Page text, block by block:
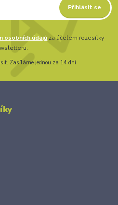
Přihlásit se
osobních údajů za účelem rozesílky
Zasíláme jednou za 14 dní.